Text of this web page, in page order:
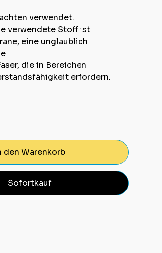
verwendet.
verwendete Stoff ist
eine unglaublich
die in Bereichen
erfordern.
den Warenkorb
Sofortkauf